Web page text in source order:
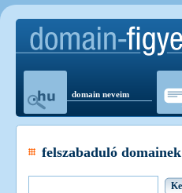
domain neveim
felszabaduló domainek